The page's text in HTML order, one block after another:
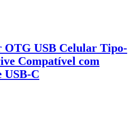
OTG USB Celular Tipo-
Compatível com
USB-C